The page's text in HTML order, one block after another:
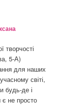
творчості
5-А)
для наших
світі,
будь-де і
не просто